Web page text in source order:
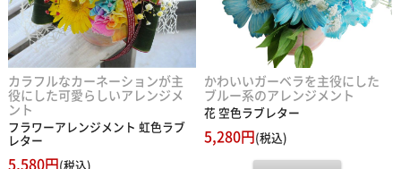
カラフルなカーネーションが主
役にした可愛らしいアレンジメ
ント
フラワーアレンジメント 虹色ラブ
レター
5,580円(税込)
かわいいガーベラを主役にした
ブルー系のアレンジメント
花 空色ラブレター
5,280円(税込)